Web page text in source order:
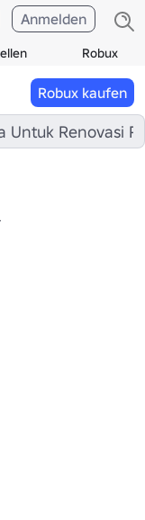
Robux
Anmelden
Robux kaufen